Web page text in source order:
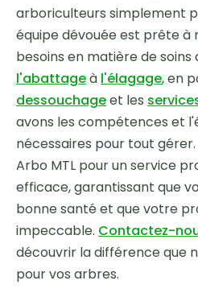
arboriculteurs simplement
équipe dévouée est prête à
besoins en matière de soins
l'abattageà l'élagage, en
dessouchageet les
avons les compétences et
nécessaires pour tout
Arbo MTL pour un service
efficace, garantissant que
bonne santé et que votre
impeccable. Contactez-
découvrir la différence que
pour vos arbres.